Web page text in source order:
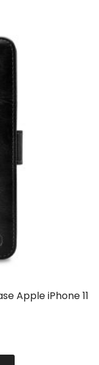
Apple iPhone 11